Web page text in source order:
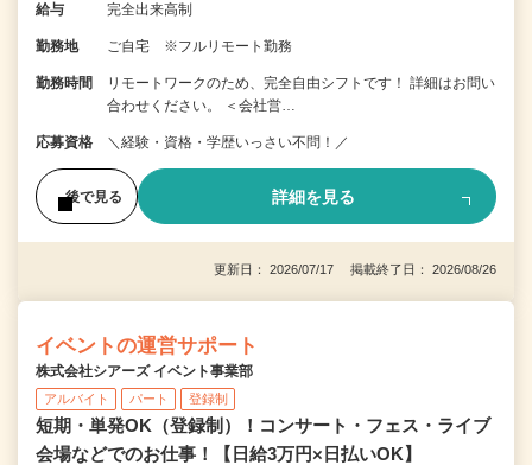
給与 完全出来高制
勤務地 ご自宅 ※フルリモート勤務
勤務時間
リモートワークのため、完全自由シフトです！ 詳細はお問い
合わせください。 ＜会社営…
応募資格 ＼経験・資格・学歴いっさい不問！／
後で見る 詳細を見る
更新日： 2026/07/17 掲載終了日： 2026/08/26
イベントの運営サポート
株式会社シアーズ イベント事業部
アルバイト パート 登録制
短期・単発OK（登録制）！コンサート・フェス・ライブ
会場などでのお仕事！【日給3万円×日払いOK】